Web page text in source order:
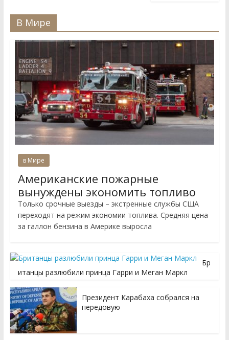
В Мире
в Мире
Американские пожарные
вынуждены экономить топливо
Только срочные выезды – экстренные службы США
переходят на режим экономии топлива. Средняя цена
за галлон бензина в Америке выросла
Бр
итанцы разлюбили принца Гарри и Меган Маркл
Президент Карабаха собрался на
передовую